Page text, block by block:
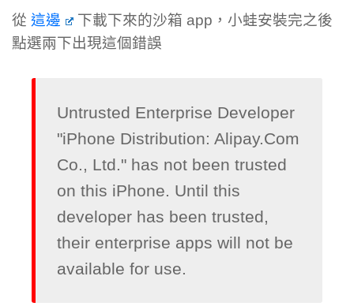
從 這邊
下載下來的沙箱 app，小蛙安裝完之後
點選兩下出現這個錯誤
Untrusted Enterprise Developer
"iPhone Distribution: Alipay.Com
Co., Ltd." has not been trusted
on this iPhone. Until this
developer has been trusted,
their enterprise apps will not be